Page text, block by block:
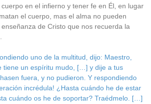
en el infierno y tener fe en Él, en lugar
el cuerpo, mas el alma no pueden
de Cristo que nos recuerda la
uno de la multitud, dijo: Maestro,
tiene un espíritu mudo, […] y dije a tus
fuera, y no pudieron. Y respondiendo
incrédula! ¿Hasta cuándo he de estar
cuándo os he de soportar? Traédmelo. […]